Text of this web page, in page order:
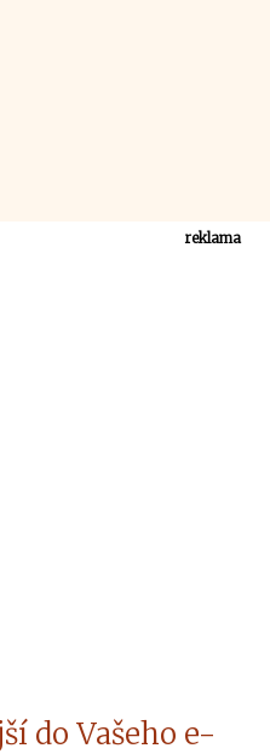
reklama
do Vašeho e-